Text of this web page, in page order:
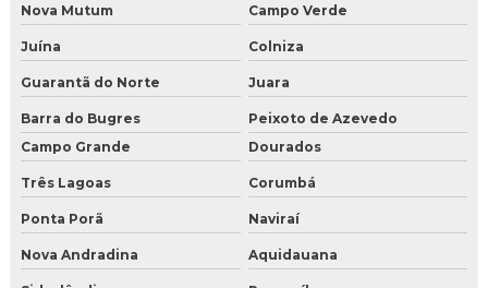
Nova Mutum Campo Verde
Juína Colniza
Guarantã do Norte Juara
Barra do Bugres
Peixoto de Azevedo
Campo Grande
Dourados
Três Lagoas Corumbá
Ponta Porã Naviraí
Nova Andradina Aquidauana